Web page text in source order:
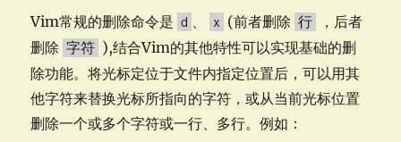
Vim常规的删除命令是 d 、 x (前者删除 行
，后者
删除 字符 ),结合Vim的其他特性可以实现基础的删
除功能。将光标定位于文件内指定位置后，可以用其
他字符来替换光标所指向的字符，或从当前光标位置
删除一个或多个字符或一行、多行。例如：